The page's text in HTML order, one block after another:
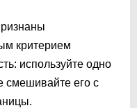
критерием
используйте одно
смешивайте его с